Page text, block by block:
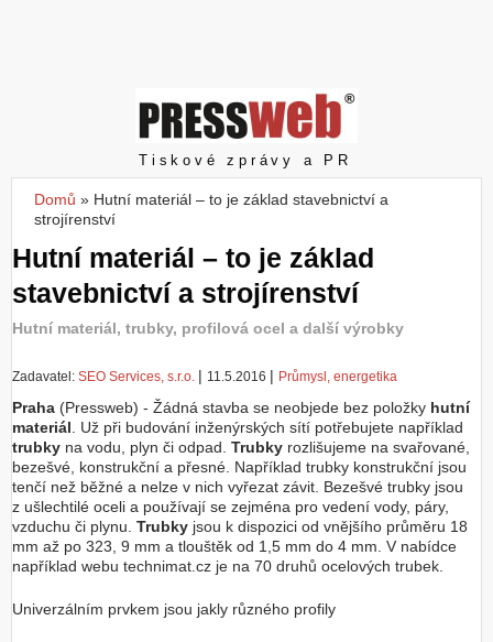
č
Pressweb
Tiskové zprávy a PR
Jste zde
Domů » Hutní materiál – to je základ stavebnictví a
strojírenství
Hutní materiál – to je základ
stavebnictví a strojírenství
Hutní materiál, trubky, profilová ocel a další výrobky
Zadavatel: SEO Services, s.r.o. | 11.5.2016 | Průmysl, energetika
Praha (Pressweb) - Žádná stavba se neobjede bez položky hutní
materiál . Už při budování inženýrských sítí potřebujete například
trubky na vodu, plyn či odpad. Trubky rozlišujeme na svařované,
bezešvé, konstrukční a přesné. Například trubky konstrukční jsou
tenčí než běžné a nelze v nich vyřezat závit. Bezešvé trubky jsou
z ušlechtilé oceli a používají se zejména pro vedení vody, páry,
vzduchu či plynu. Trubky jsou k dispozici od vnějšího průměru 18
mm až po 323, 9 mm a tlouštěk od 1,5 mm do 4 mm. V nabídce
například webu technimat.cz je na 70 druhů ocelových trubek.
Univerzálním prvkem jsou jakly různého profily